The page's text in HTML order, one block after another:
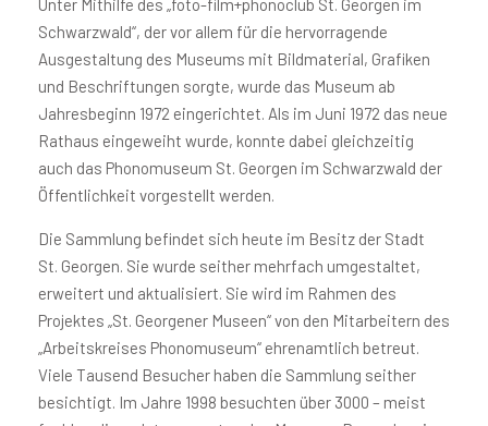
Unter Mithilfe des „foto-film+phonoclub St. Georgen im
Schwarzwald“, der vor allem für die hervorragende
Ausgestaltung des Museums mit Bildmaterial, Grafiken
und Beschriftungen sorgte, wurde das Museum ab
Jahresbeginn 1972 eingerichtet. Als im Juni 1972 das neue
Rathaus eingeweiht wurde, konnte dabei gleichzeitig
auch das Phonomuseum St. Georgen im Schwarzwald der
Öffentlichkeit vorgestellt werden.
Die Sammlung befindet sich heute im Besitz der Stadt
St. Georgen. Sie wurde seither mehrfach umgestaltet,
erweitert und aktualisiert. Sie wird im Rahmen des
Projektes „St. Georgener Museen“ von den Mitarbeitern des
„Arbeitskreises Phonomuseum“ ehrenamtlich betreut.
Viele Tausend Besucher haben die Sammlung seither
besichtigt. Im Jahre 1998 besuchten über 3000 – meist